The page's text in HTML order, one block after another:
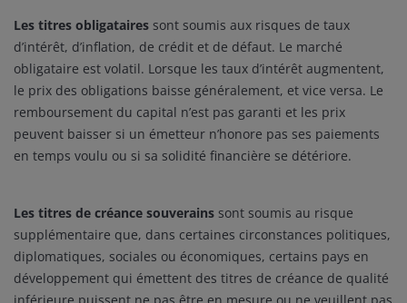
Les titres obligataires sont soumis aux risques de taux
d’intérêt, d’inflation, de crédit et de défaut. Le marché
obligataire est volatil. Lorsque les taux d’intérêt augmentent,
le prix des obligations baisse généralement, et vice versa. Le
remboursement du capital n’est pas garanti et les prix
peuvent baisser si un émetteur n’honore pas ses paiements
en temps voulu ou si sa solidité financière se détériore.
Les titres de créance souverains sont soumis au risque
supplémentaire que, dans certaines circonstances politiques,
diplomatiques, sociales ou économiques, certains pays en
développement qui émettent des titres de créance de qualité